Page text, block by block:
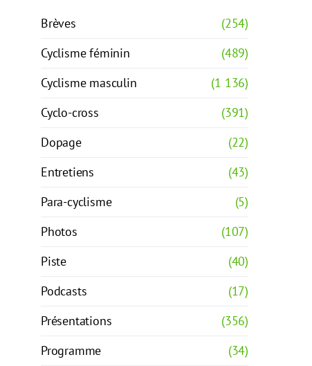
Brèves
(254)
Cyclisme féminin
(489)
Cyclisme masculin
(1 136)
Cyclo-cross
(391)
Dopage
(22)
Entretiens
(43)
Para-cyclisme
(5)
Photos
(107)
Piste
(40)
Podcasts
(17)
Présentations
(356)
Programme
(34)